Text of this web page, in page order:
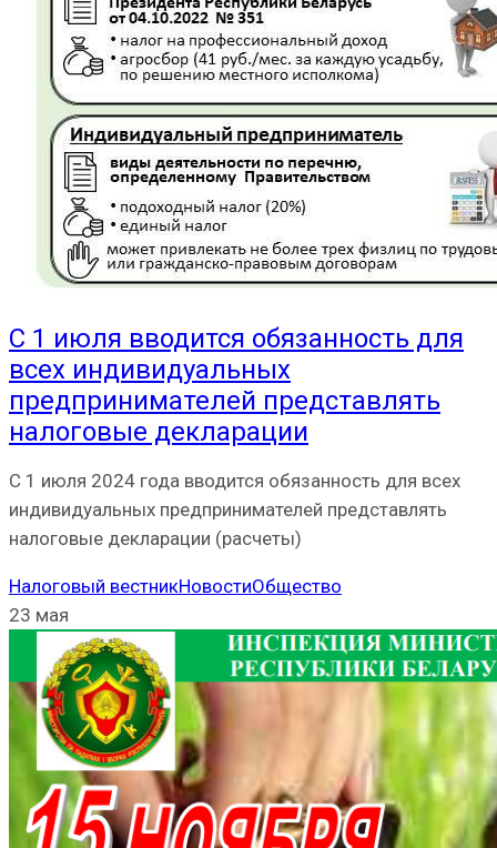
С 1 июля вводится обязанность для
всех индивидуальных
предпринимателей представлять
налоговые декларации
С 1 июля 2024 года вводится обязанность для всех
индивидуальных предпринимателей представлять
налоговые декларации (расчеты)
Налоговый вестникНовостиОбщество
23 мая